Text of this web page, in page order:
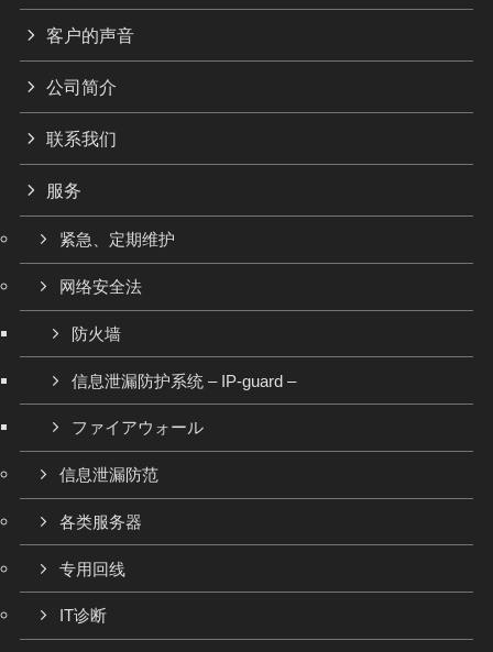
客户的声音
公司简介
联系我们
服务
紧急、定期维护
网络安全法
防火墙
信息泄漏防护系统 – IP-guard –
ファイアウォール
信息泄漏防范
各类服务器
专用回线
IT诊断